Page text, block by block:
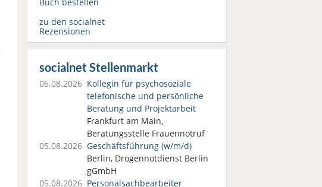
zu den socialnet
Rezensionen
socialnet Stellenmarkt
06.08.2026 Kollegin für psychosoziale
telefonische und persönliche
Beratung und Projektarbeit
Frankfurt am Main,
Beratungsstelle Frauennotruf
05.08.2026 Geschäftsführung (w/m/d)
Berlin, Drogennotdienst Berlin
gGmbH
05.08.2026 Personalsach­bearbeiter